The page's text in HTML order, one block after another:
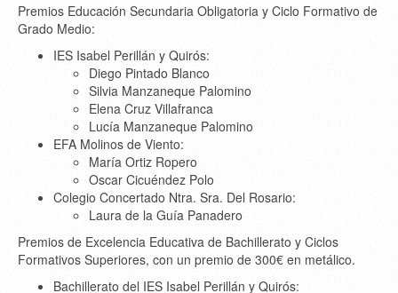
Premios Educación Secundaria Obligatoria y Ciclo Formativo de
Grado Medio:
IES Isabel Perillán y Quirós:
Diego Pintado Blanco
Silvia Manzaneque Palomino
Elena Cruz Villafranca
Lucía Manzaneque Palomino
EFA Molinos de Viento:
María Ortiz Ropero
Oscar Cicuéndez Polo
Colegio Concertado Ntra. Sra. Del Rosario:
Laura de la Guía Panadero
Premios de Excelencia Educativa de Bachillerato y Ciclos
Formativos Superiores, con un premio de 300€ en metálico.
Bachillerato del IES Isabel Perillán y Quirós: